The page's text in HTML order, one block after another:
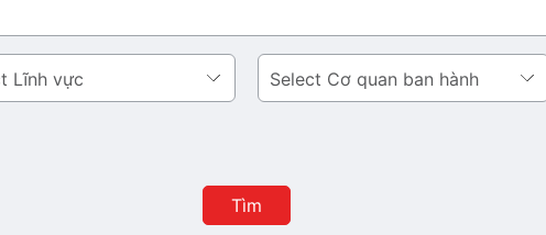
Cơ
quan
Tìm